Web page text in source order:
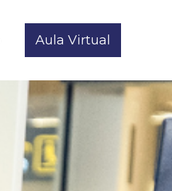
Aula Virtual